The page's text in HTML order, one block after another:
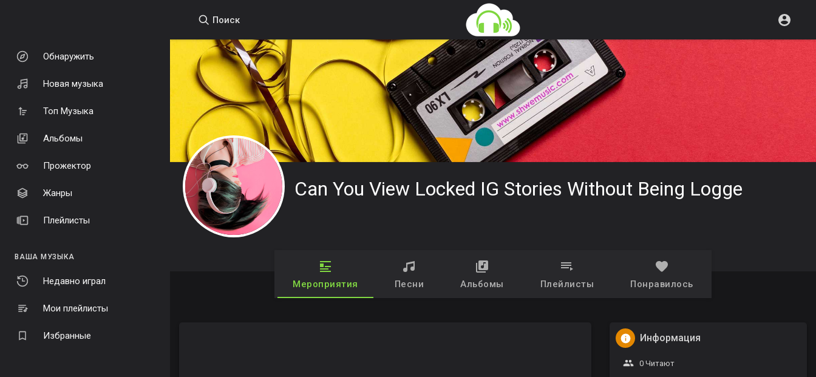
Обнаружить
Новая музыка
Топ Музыка
Альбомы
Прожектор
Жанры
Плейлисты
ВАША МУЗЫКА
Недавно играл
Мои плейлисты
Избранные
Поиск
Can You View Locked IG Stories Without Being Logge
Мероприятия Песни Альбомы Плейлисты Понравилось
Информация
0 Читают